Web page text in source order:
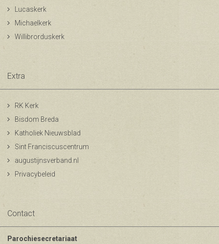
Lucaskerk
Michaelkerk
Willibrorduskerk
Extra
RK Kerk
Bisdom Breda
Katholiek Nieuwsblad
Sint Franciscuscentrum
augustijnsverband.nl
Privacybeleid
Contact
Parochiesecretariaat